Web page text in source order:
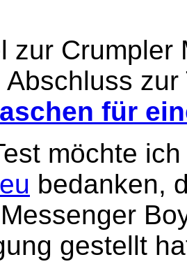
zur
Abschluss
für
möchte
bedanken,
gestellt